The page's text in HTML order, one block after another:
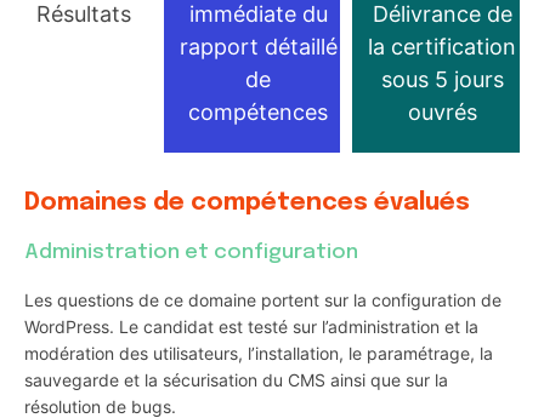
Résultats
immédiate du
rapport détaillé
de
compétences
Délivrance de
la certification
sous 5 jours
ouvrés
Domaines de compétences évalués
Administration et configuration
Les questions de ce domaine portent sur la configuration de
WordPress. Le candidat est testé sur l’administration et la
modération des utilisateurs, l’installation, le paramétrage, la
sauvegarde et la sécurisation du CMS ainsi que sur la
résolution de bugs.